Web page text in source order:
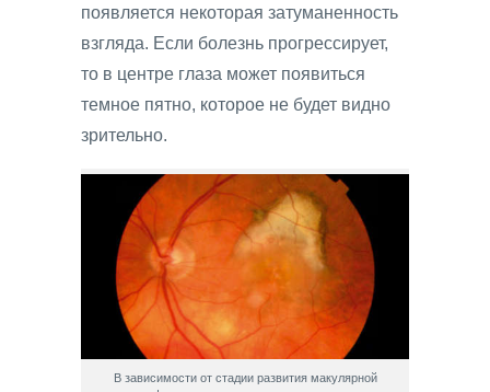
появляется некоторая затуманенность
взгляда. Если болезнь прогрессирует,
то в центре глаза может появиться
темное пятно, которое не будет видно
зрительно.
В зависимости от стадии развития макулярной